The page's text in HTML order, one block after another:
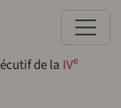
de la IVe